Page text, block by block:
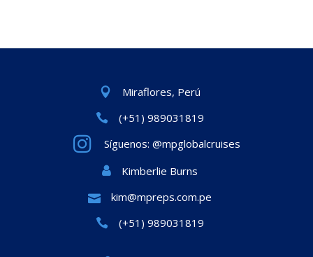
Miraflores, Perú
(+51) 989031819
Síguenos: @mpglobalcruises
Kimberlie Burns
kim@mpreps.com.pe
(+51) 989031819